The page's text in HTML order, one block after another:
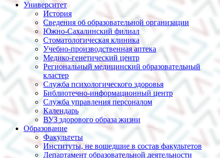
Университет
История
Сведения об образовательной организации
Южно-Сахалинский филиал
Стоматологическая клиника
Учебно-производственная аптека
Медико-генетический центр
Региональный медицинский образовательный
кластер
Служба психологического здоровья
Библиотечно-информационный центр
Служба управления персоналом
Календарь
ВУЗ здорового образа жизни
Образование
Факультеты
Институты, не вошедшие в состав факультетов
Департамент образовательной деятельности